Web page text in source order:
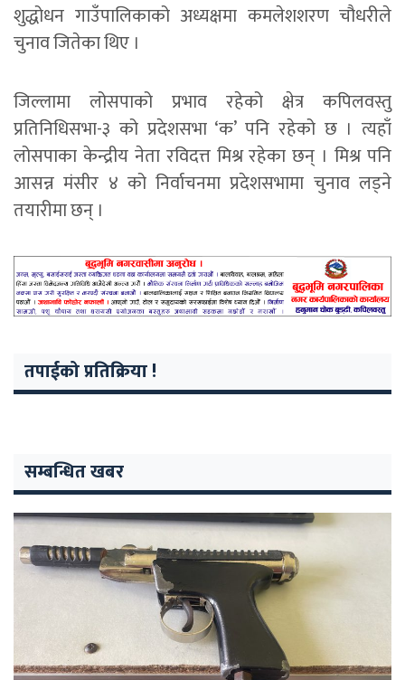
शुद्धोधन गाउँपालिकाको अध्यक्षमा कमलेशशरण चौधरीले
चुनाव जितेका थिए ।
जिल्लामा लोसपाको प्रभाव रहेको क्षेत्र कपिलवस्तु
प्रतिनिधिसभा-३ को प्रदेशसभा ‘क’ पनि रहेको छ । त्यहाँ
लोसपाका केन्द्रीय नेता रविदत्त मिश्र रहेका छन् । मिश्र पनि
आसन्न मंसीर ४ को निर्वाचनमा प्रदेशसभामा चुनाव लड्ने
तयारीमा छन् ।
तपाईको प्रतिक्रिया !
सम्बन्धित खबर